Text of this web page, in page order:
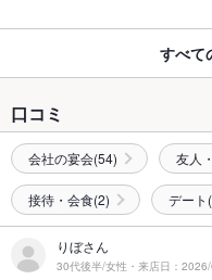
すべて
口コミ
会社の宴会(54) 友人
接待・会食(2) デート
りぼさん
30代後半/女性・来店日：